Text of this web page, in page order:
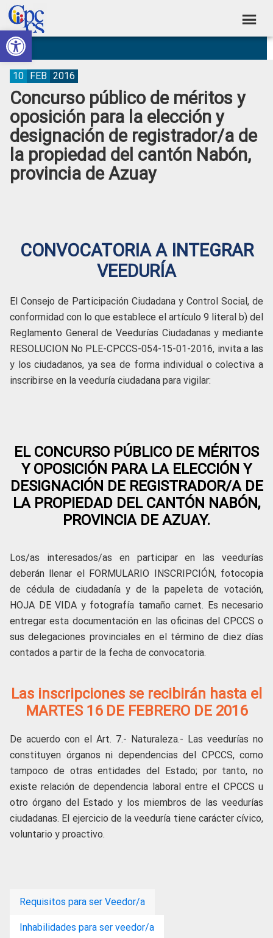
Abrir barra de herramientas
Skip
to
primary
navigation
Skip
to
main
content
Skip
to
primary
sidebar
Skip
to
footer
Consejo
de
Participación
Ciudadana
Control
Social
Construyendo
Poder
Ciudadano
Concurso público de méritos y
oposición para la elección y
designación de registrador/a de
la propiedad del cantón Nabón,
provincia de Azuay
10 FEB 2016
CONVOCATORIA A INTEGRAR
VEEDURÍA
El Consejo de Participación Ciudadana y Control Social, de
conformidad con lo que establece el artículo 9 literal b) del
Reglamento General de Veedurías Ciudadanas y mediante
RESOLUCION No PLE-CPCCS-054-15-01-2016, invita a las
y los ciudadanos, ya sea de forma individual o colectiva a
inscribirse en la veeduría ciudadana para vigilar:
EL CONCURSO PÚBLICO DE MÉRITOS
Y OPOSICIÓN PARA LA ELECCIÓN Y
DESIGNACIÓN DE REGISTRADOR/A DE
LA PROPIEDAD DEL CANTÓN NABÓN,
PROVINCIA DE AZUAY.
Los/as interesados/as en participar en las veedurías
deberán llenar el FORMULARIO INSCRIPCIÓN, fotocopia
de cédula de ciudadanía y de la papeleta de votación,
HOJA DE VIDA y fotografía tamaño carnet. Es necesario
entregar esta documentación en las oficinas del CPCCS o
sus delegaciones provinciales en el término de diez días
contados a partir de la fecha de convocatoria.
Las inscripciones se recibirán hasta el
MARTES 16 DE FEBRERO DE 2016
De acuerdo con el Art. 7.- Naturaleza.- Las veedurías no
constituyen órganos ni dependencias del CPCCS, como
tampoco de otras entidades del Estado; por tanto, no
existe relación de dependencia laboral entre el CPCCS u
otro órgano del Estado y los miembros de las veedurías
ciudadanas. El ejercicio de la veeduría tiene carácter cívico,
voluntario y proactivo.
Requisitos para ser Veedor/a
Inhabilidades para ser veedor/a